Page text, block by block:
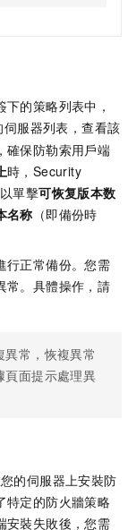
下的策略列表中，
服器列表，查看該
確保防勒索用戶端
時，Security
單擊可恢复版本数
名称 （即備份時
行正常備份。您需
常。具體操作，請
常，恢複異常
頁面提示處理異
的伺服器上安裝防
特定的防火牆策略
安裝失敗後，您需